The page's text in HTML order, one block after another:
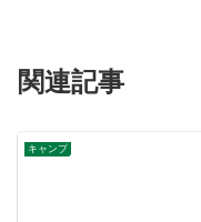
関連記事
キャンプ